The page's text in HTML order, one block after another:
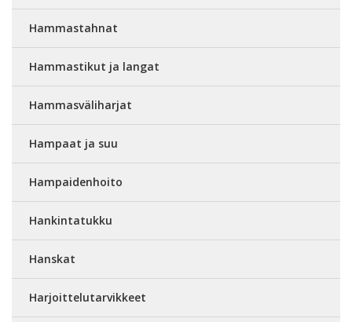
Hammastahnat
Hammastikut ja langat
Hammasväliharjat
Hampaat ja suu
Hampaidenhoito
Hankintatukku
Hanskat
Harjoittelutarvikkeet